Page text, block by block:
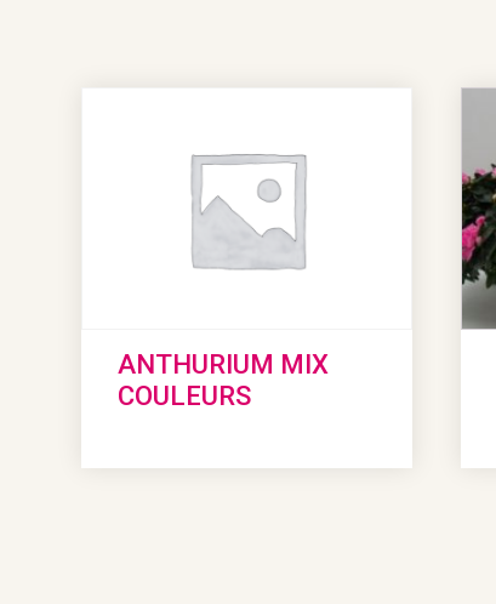
ANTHURIUM MIX
COULEURS